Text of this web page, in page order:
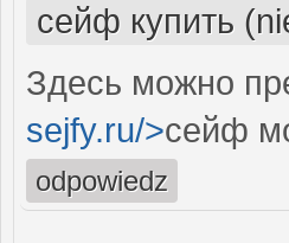
сейф купить
Здесь можно
sejfy.ru/>сейф
odpowiedz